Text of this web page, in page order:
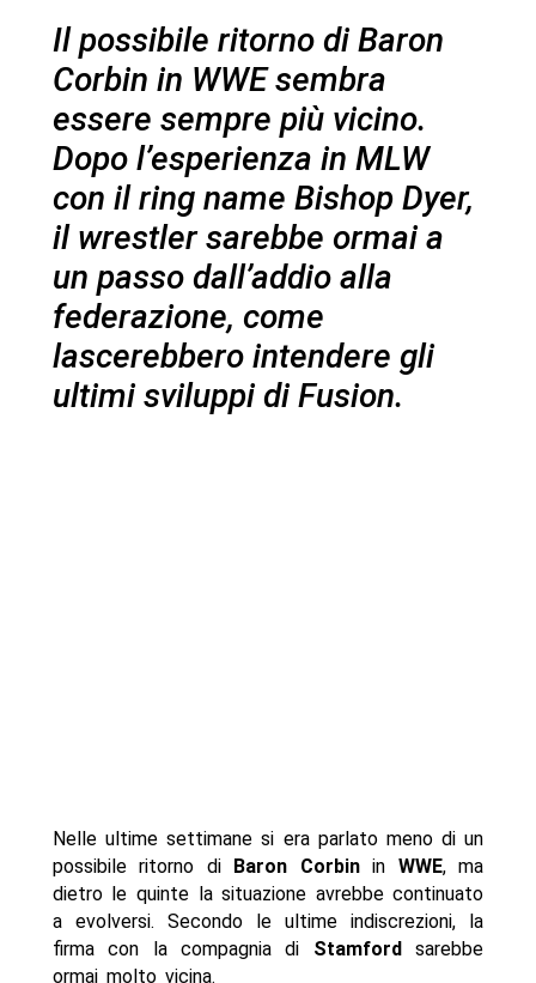
Il possibile ritorno di Baron
Corbin in WWE sembra
essere sempre più vicino.
Dopo l’esperienza in MLW
con il ring name Bishop Dyer,
il wrestler sarebbe ormai a
un passo dall’addio alla
federazione, come
lascerebbero intendere gli
ultimi sviluppi di Fusion.
Nelle ultime settimane si era parlato meno di un
possibile ritorno di Baron Corbinin WWE, ma
dietro le quinte la situazione avrebbe continuato
a evolversi. Secondo le ultime indiscrezioni, la
firma con la compagnia di Stamfordsarebbe
ormai molto vicina.